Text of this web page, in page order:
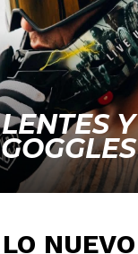
LENTES Y
GOGGLES
LO NUEVO